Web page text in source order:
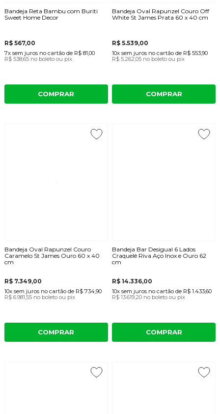
Bandeja Reta Bambu com Buriti
Sweet Home Decor
R$ 567,00
7x sem juros no cartãode R$ 81,00
R$ 538,65 no boleto ou pix
COMPRAR
Bandeja Oval Rapunzel Couro Off
White St James Prata 60 x 40 cm
R$ 5.539,00
10x sem juros no cartão de R$ 553,90
R$ 5.262,05 no boleto ou pix
COMPRAR
Bandeja Oval Rapunzel Couro
Caramelo St James Ouro 60 x 40
cm
R$ 7.349,00
10x sem juros no cartãode R$ 734,90
R$ 6.981,55 no boleto ou pix
COMPRAR
Bandeja Bar Desigual 6 Lados
Craquelê Riva Aço Inox e Ouro 62
cm
R$ 14.336,00
10x sem juros no cartão de R$ 1.433,60
R$ 13.619,20 no boleto ou pix
COMPRAR